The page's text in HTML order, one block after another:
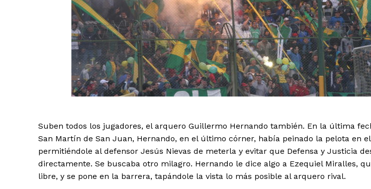
Suben todos los jugadores, el arquero Guillermo Hernando también. En la última
San Martín de San Juan, Hernando, en el último córner, había peinado la pelota en
permitiéndole al defensor Jesús Nievas de meterla y evitar que Defensa y Justicia
directamente. Se buscaba otro milagro. Hernando le dice algo a Ezequiel Miralles,
libre, y se pone en la barrera, tapándole la vista lo más posible al arquero rival.